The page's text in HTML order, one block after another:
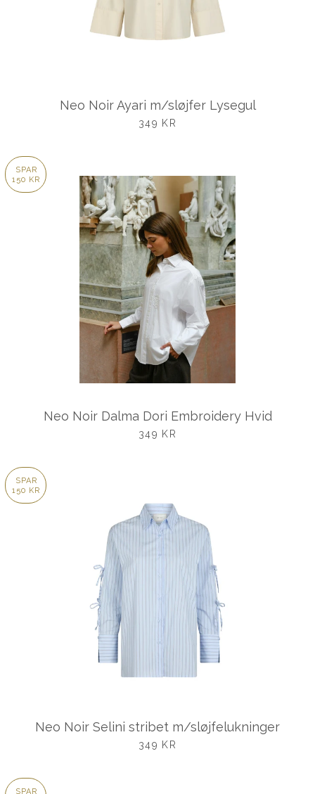
Neo Noir Ayari m/sløjfer Lysegul
UDSALGSPRIS
349 KR
SPAR
150 KR
Neo Noir Dalma Dori Embroidery Hvid
UDSALGSPRIS
349 KR
SPAR
150 KR
Neo Noir Selini stribet m/sløjfelukninger
UDSALGSPRIS
349 KR
SPAR